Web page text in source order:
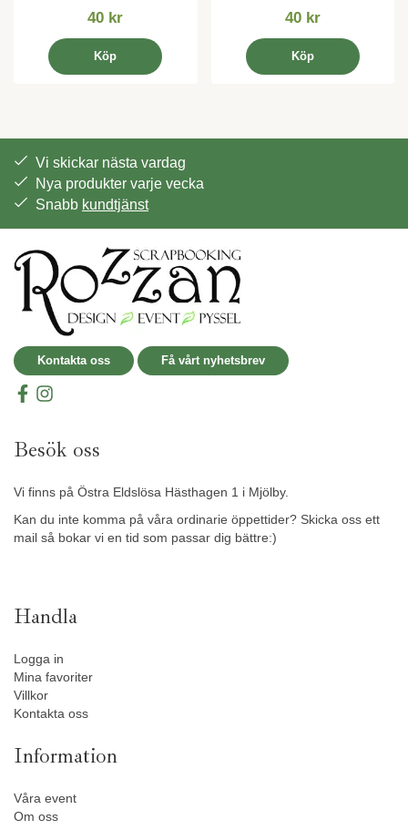
40 kr
Köp
40 kr
Köp
Vi skickar nästa vardag
Nya produkter varje vecka
Snabb kundtjänst
Kontakta oss Få vårt nyhetsbrev
Besök oss
Vi finns på Östra Eldslösa Hästhagen 1 i Mjölby.
Kan du inte komma på våra ordinarie öppettider? Skicka oss ett
mail så bokar vi en tid som passar dig bättre:)
Handla
Logga in
Mina favoriter
Villkor
Kontakta oss
Information
Våra event
Om oss